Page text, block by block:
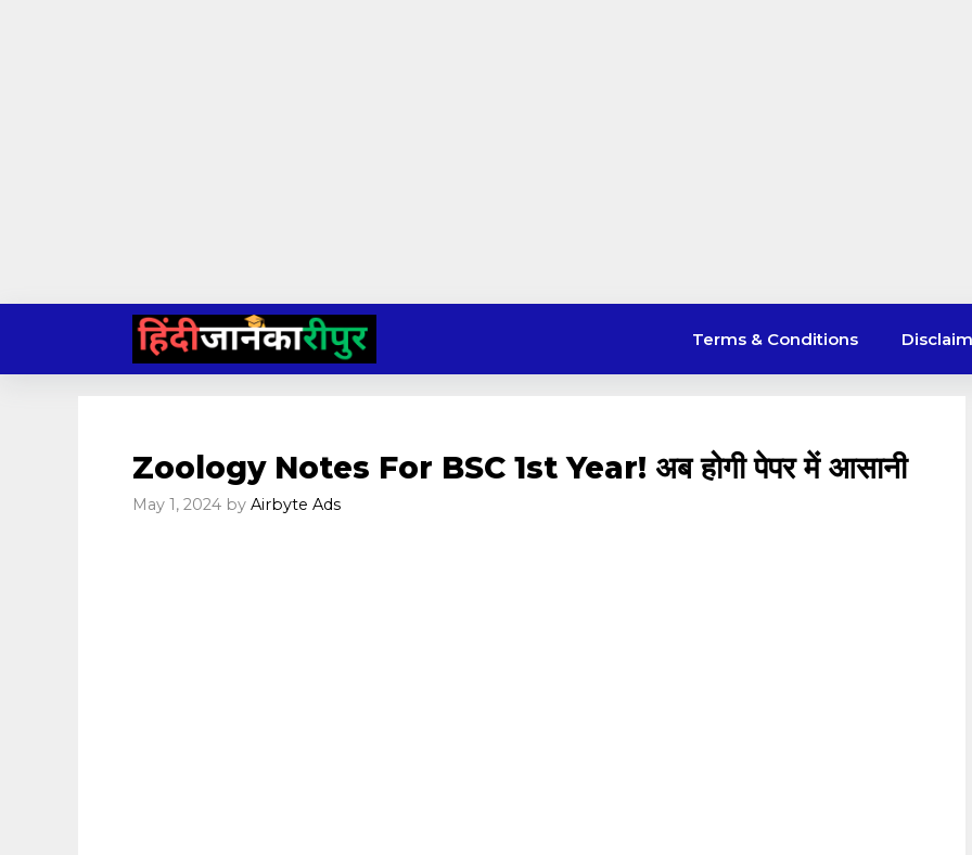
content
Terms & Conditions
Zoology Notes For BSC 1st Year! अब होगी पेपर में आसानी
May 1, 2024 by Airbyte Ads